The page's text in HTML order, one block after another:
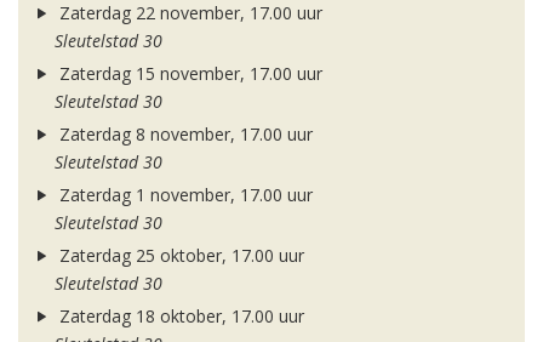
Zaterdag 22 november, 17.00 uur
Sleutelstad 30
Zaterdag 15 november, 17.00 uur
Sleutelstad 30
Zaterdag 8 november, 17.00 uur
Sleutelstad 30
Zaterdag 1 november, 17.00 uur
Sleutelstad 30
Zaterdag 25 oktober, 17.00 uur
Sleutelstad 30
Zaterdag 18 oktober, 17.00 uur